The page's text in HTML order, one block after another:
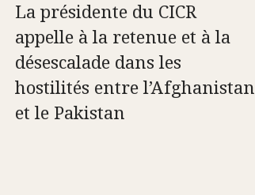
La présidente du CICR
appelle à la retenue et à la
désescalade dans les
hostilités entre l’Afghanistan
et le Pakistan